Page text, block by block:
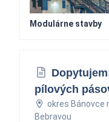
Modulárne stavby
pílových
okres Bánovce
Bebravou